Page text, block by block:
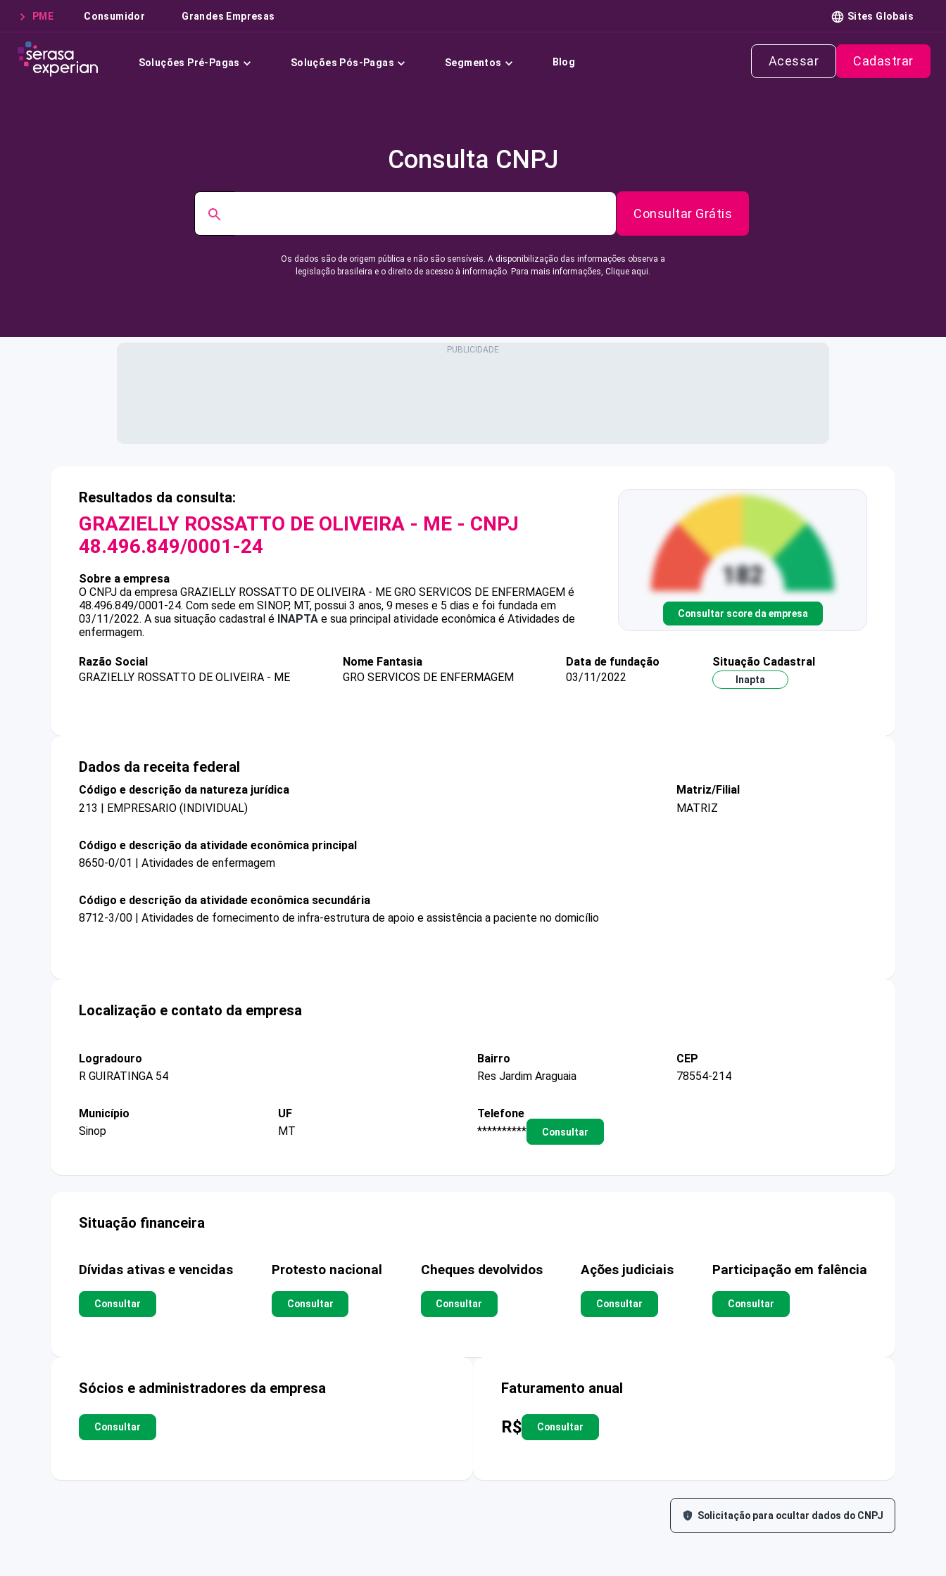
PME Consumidor Grandes Empresas Sites Globais
Soluções Pré-Pagas Soluções Pós-Pagas Segmentos Blog Acessar Cadastrar
Consulta CNPJ
Consultar Grátis
Os dados são de origem pública e não são sensíveis. A disponibilização das informações observa a
legislação brasileira e o direito de acesso à informação. Para mais informações, Clique aqui.
Resultados da consulta:
GRAZIELLY ROSSATTO DE OLIVEIRA - ME - CNPJ
48.496.849/0001-24
Sobre a empresa
O CNPJ da empresa GRAZIELLY ROSSATTO DE OLIVEIRA - ME GRO SERVICOS DE ENFERMAGEM é
48.496.849/0001-24. Com sede em SINOP, MT, possui 3 anos, 9 meses e 5 dias e foi fundada em
03/11/2022. A sua situação cadastral é INAPTA e sua principal atividade econômica é Atividades de
enfermagem.
Consultar score da empresa
Razão Social
GRAZIELLY ROSSATTO DE OLIVEIRA - ME
Nome Fantasia
GRO SERVICOS DE ENFERMAGEM
Data de fundação
03/11/2022
Situação Cadastral
Inapta
Dados da receita federal
Código e descrição da natureza jurídica
213 | EMPRESARIO (INDIVIDUAL)
Matriz/Filial
MATRIZ
Código e descrição da atividade econômica principal
8650-0/01 | Atividades de enfermagem
Código e descrição da atividade econômica secundária
8712-3/00 | Atividades de fornecimento de infra-estrutura de apoio e assistência a paciente no domicílio
Localização e contato da empresa
Logradouro
R GUIRATINGA 54
Bairro
Res Jardim Araguaia
CEP
78554-214
Município
Sinop
UF
MT
Telefone
**********
Consultar
Situação financeira
Dívidas ativas e vencidas
Consultar
Protesto nacional
Consultar
Cheques devolvidos
Consultar
Ações judiciais
Consultar
Participação em falência
Consultar
Sócios e administradores da empresa
Consultar
Faturamento anual
R$ Consultar
Solicitação para ocultar dados do CNPJ